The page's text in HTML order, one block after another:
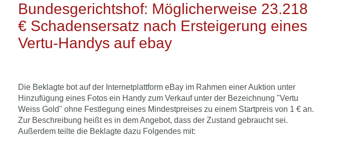
Bundesgerichtshof: Möglicherweise 23.218
€ Schadensersatz nach Ersteigerung eines
Vertu-Handys auf ebay
Die Beklagte bot auf der Internetplattform eBay im Rahmen einer Auktion unter
Hinzufügung eines Fotos ein Handy zum Verkauf unter der Bezeichnung "Vertu
Weiss Gold" ohne Festlegung eines Mindestpreises zu einem Startpreis von 1 € an.
Zur Beschreibung heißt es in dem Angebot, dass der Zustand gebraucht sei.
Außerdem teilte die Beklagte dazu Folgendes mit: